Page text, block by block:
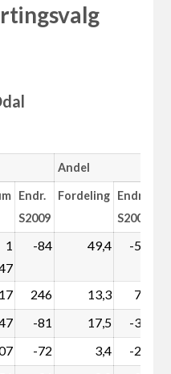
Andel
Endr.
S2009
Fordeling Endr.
S2009
1
-84 49,4 -5,0
246 13,3 7,6
-81 17,5 -3,5
-72 3,4 -2,6